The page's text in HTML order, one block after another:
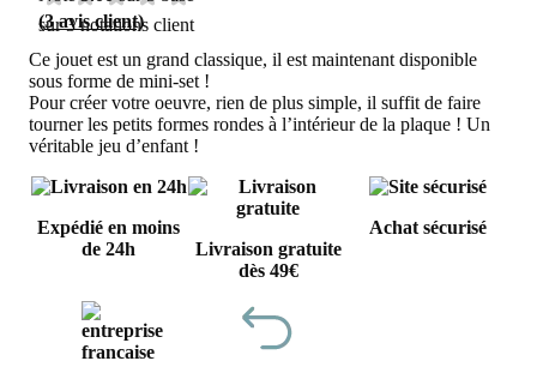
sur3notations client
(3avis client)
Ce jouet est un grand classique, il est maintenant disponible
sous forme de mini-set !
Pour créer votre oeuvre, rien de plus simple, il suffit de faire
tourner les petits formes rondes à l’intérieur de la plaque ! Un
véritable jeu d’enfant !
Expédié en moins
de 24h
Livraison gratuite
dès 49€
Achat sécurisé